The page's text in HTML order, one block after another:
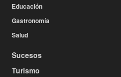
Educación
Gastronomía
Salud
Sucesos
Turismo